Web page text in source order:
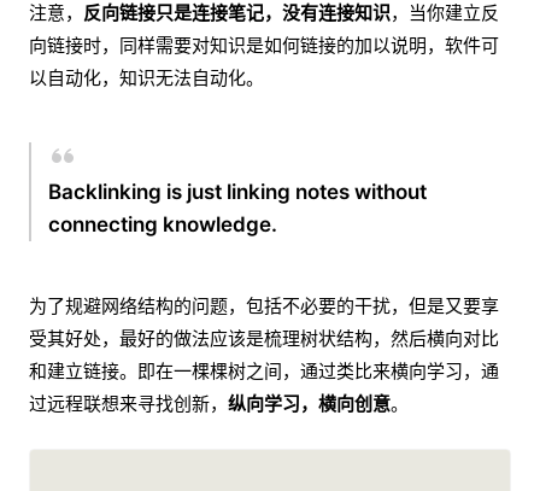
注意， 反向链接只是连接笔记，没有连接知识，当你建立反
向链接时，同样需要对知识是如何链接的加以说明，软件可
以自动化，知识无法自动化。
Backlinking is just linking notes without
connecting knowledge.
为了规避网络结构的问题，包括不必要的干扰，但是又要享
受其好处，最好的做法应该是梳理树状结构，然后横向对比
和建立链接。即在一棵棵树之间，通过类比来横向学习，通
过远程联想来寻找创新， 纵向学习，横向创意。